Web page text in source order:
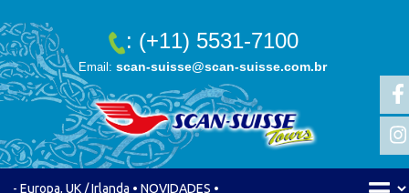
: (+11) 5531-7100
Email: scan-suisse@scan-suisse.com.br